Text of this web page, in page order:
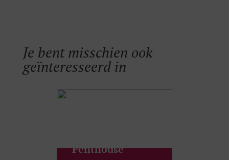
Je bent misschien ook
geïnteresseerd in
Penthouse